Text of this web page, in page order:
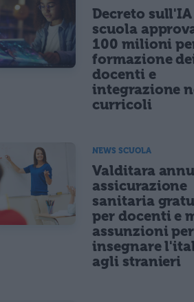
Decreto sull'IA
scuola
100 milioni
formazione
docenti e
integrazione
curricoli
NEWS SCUOLA
Valditara
assicurazione
sanitaria
per docenti e
assunzioni per
insegnare
agli stranieri